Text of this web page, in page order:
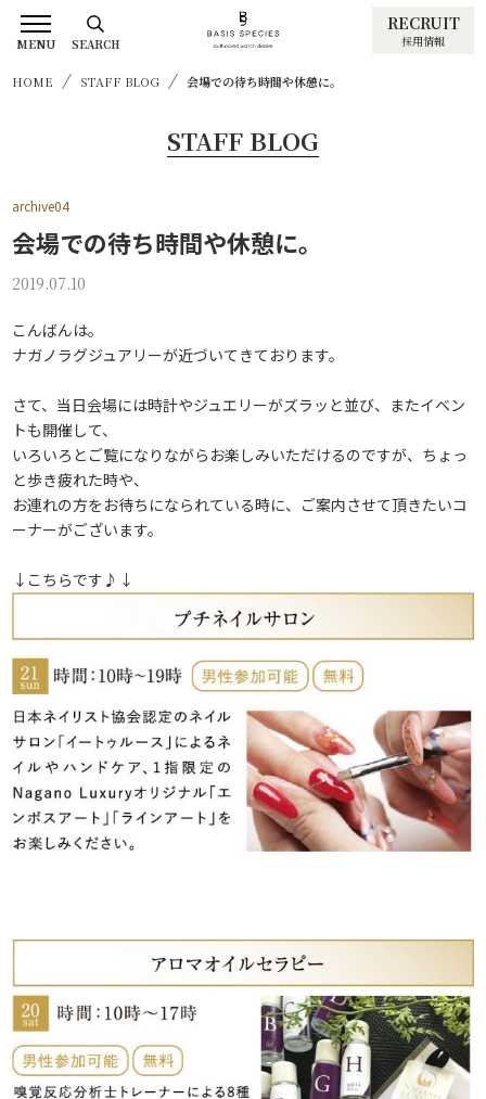
RECRUIT
採用情報
HOME STAFF BLOG 会場での待ち時間や休憩に。
STAFF BLOG
archive04
会場での待ち時間や休憩に。
2019.07.10
こんばんは。
ナガノラグジュアリーが近づいてきております。
さて、当日会場には時計やジュエリーがズラッと並び、またイベン
トも開催して、
いろいろとご覧になりながらお楽しみいただけるのですが、ちょっ
と歩き疲れた時や、
お連れの方をお待ちになられている時に、ご案内させて頂きたいコ
ーナーがございます。
↓こちらです♪↓
MENU SEARCH